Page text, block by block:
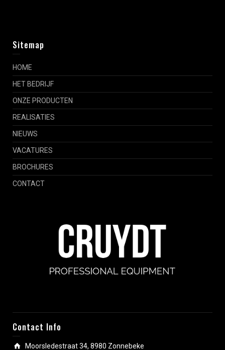
Sitemap
HOME
HET BEDRIJF
ONZE PRODUCTEN
REALISATIES
NIEUWS
VACATURES
BROCHURES
CONTACT
Contact Info
Moorsledestraat 34, 8980 Zonnebeke